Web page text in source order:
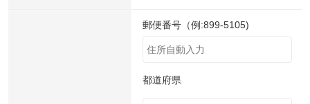
郵便番号（例:899-5105)
都道府県